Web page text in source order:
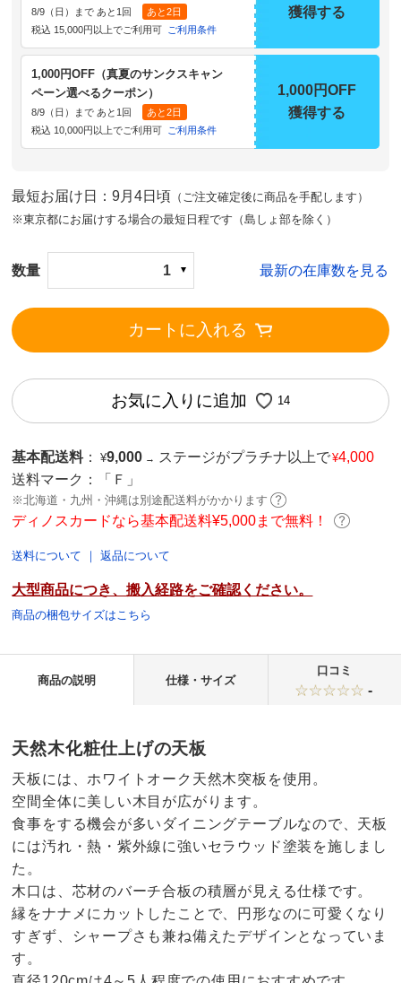
8/9（日）まで あと1回
あと2日
税込 15,000円以上でご利用可 ご利用条件
獲得する
1,000円OFF（真夏のサンクスキャン
ペーン選べるクーポン）
8/9（日）まで あと1回
あと2日
税込 10,000円以上でご利用可 ご利用条件
1,000円OFF
獲得する
最短お届け日：9月4日頃 （ご注文確定後に商品を手配します）
※東京都にお届けする場合の最短日程です（島しょ部を除く）
数量 1 最新の在庫数を見る
カートに入れる
お気に入りに追加 14
基本配送料 ： ¥9,000 → ステージがプラチナ以上で¥4,000
送料マーク：
「Ｆ」
※北海道・九州・沖縄は別途配送料がかかります
ディノスカードなら基本配送料¥5,000まで無料！
送料について ｜返品について
大型商品につき、搬入経路をご確認ください。
商品の梱包サイズはこちら
商品の説明 仕様・サイズ
口コミ
-
天然木化粧仕上げの天板
天板には、ホワイトオーク天然木突板を使用。
空間全体に美しい木目が広がります。
食事をする機会が多いダイニングテーブルなので、天板
には汚れ・熱・紫外線に強いセラウッド塗装を施しまし
た。
木口は、芯材のバーチ合板の積層が見える仕様です。
縁をナナメにカットしたことで、円形なのに可愛くなり
すぎず、シャープさも兼ね備えたデザインとなっていま
す。